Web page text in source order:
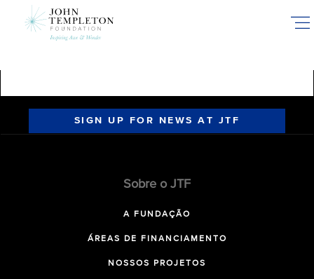
SIGN UP FOR NEWS AT JTF
Sobre o JTF
A FUNDAÇÃO
ÁREAS DE FINANCIAMENTO
NOSSOS PROJETOS